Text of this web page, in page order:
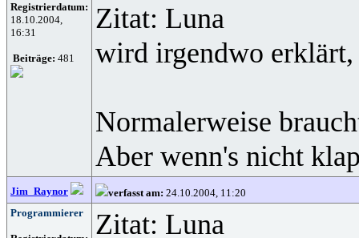
Registrierdatum:
18.10.2004,
16:31
Beiträge: 481
Zitat: Luna
wird irgendwo erklärt,
Normalerweise
Aber wenn's nicht
Jim_Raynor verfasst am: 24.10.2004, 11:20
Programmierer
Zitat: Luna